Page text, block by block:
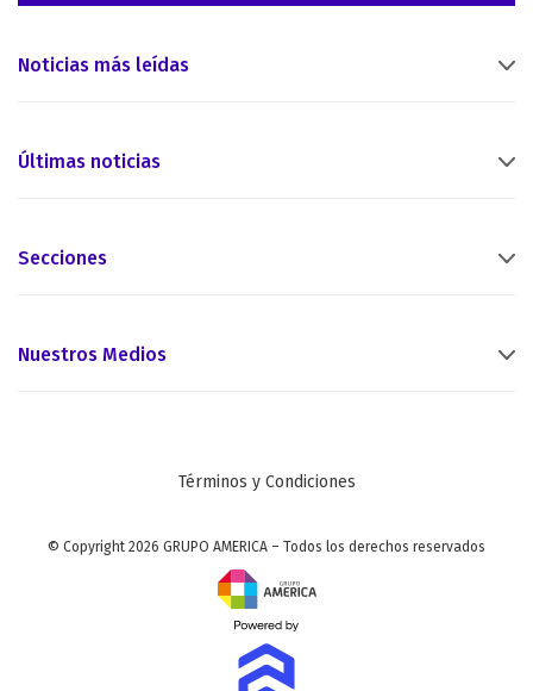
Noticias más leídas
Últimas noticias
Secciones
Nuestros Medios
Términos y Condiciones
© Copyright 2026 GRUPO AMERICA – Todos los derechos reservados